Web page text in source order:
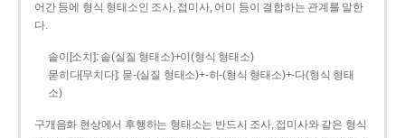
어간 등에 형식 형태소인 조사, 접미사, 어미 등이 결합하는 관계를 말한
다.
솥이[소치]: 솥(실질 형태소)+이(형식 형태소)
묻히다[무치다]: 묻­-(실질 형태소)+­-히­-(형식 형태소)+-다(형식 형태
소)
구개음화 현상에서 후행하는 형태소는 반드시 조사, 접미사와 같은 형식